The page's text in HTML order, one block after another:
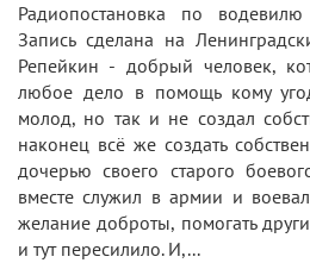
Радиопостановка по
Запись сделана на
Репейкин - добрый человек,
любое дело в помощь кому
молод, но так и не создал
наконец всё же создать
дочерью своего старого
вместе служил в армии и
желание доброты, помогать
и тут пересилило. И,...